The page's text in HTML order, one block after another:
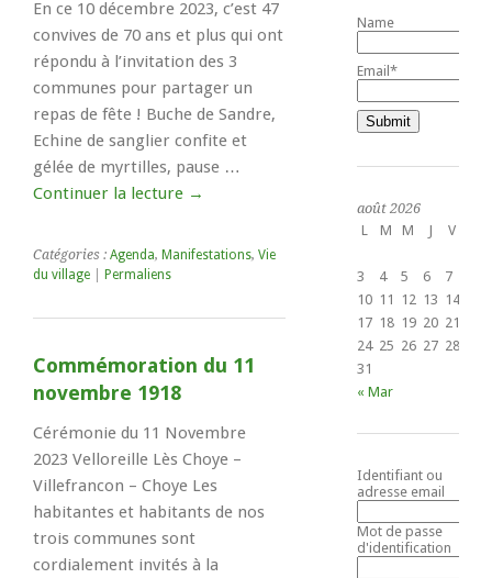
En ce 10 décembre 2023, c’est 47
convives de 70 ans et plus qui ont
répondu à l’invitation des 3
communes pour partager un
repas de fête ! Buche de Sandre,
Echine de sanglier confite et
gélée de myrtilles, pause …
Continuer la lecture →
Catégories : Agenda, Manifestations, Vie
du village
Permaliens
Commémoration du 11
novembre 1918
Cérémonie du 11 Novembre
2023 Velloreille Lès Choye –
Villefrancon – Choye Les
habitantes et habitants de nos
trois communes sont
cordialement invités à la
Name
Email*
août 2026
L
M M J V
3
4 5 6 7
10 11 12 13 14
17 18 19 20 21
24 25 26 27 28
31
« Mar
Identifiant ou
adresse email
Mot de passe
d'identification